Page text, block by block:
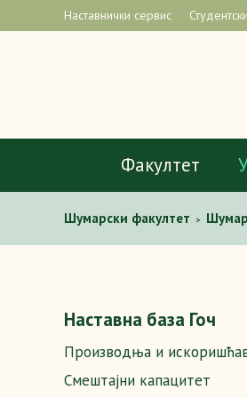
Наставнички сервис
Факултет
Шумaрски факултет >
Наставна база Гоч
Производња и
Смештајни капацитет